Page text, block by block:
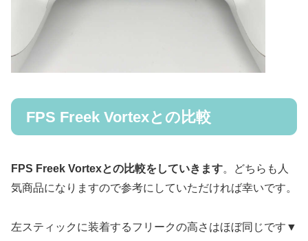
FPS Freek Vortexとの比較
FPS Freek Vortexとの比較をしていきます。どちらも人
気商品になりますので参考にしていただければ幸いです。
左スティックに装着するフリークの高さはほぼ同じです▼